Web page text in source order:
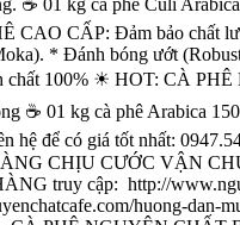
CAO CẤP: Đảm bảo chất
* Đánh bóng ướt
chất 100% ☀ HOT: CÀ PHÊ
☕ 01 kg cà phê Arabica
hệ để có giá tốt nhất:
CHỊU CƯỚC VẬN
truy cập: http://
huong-